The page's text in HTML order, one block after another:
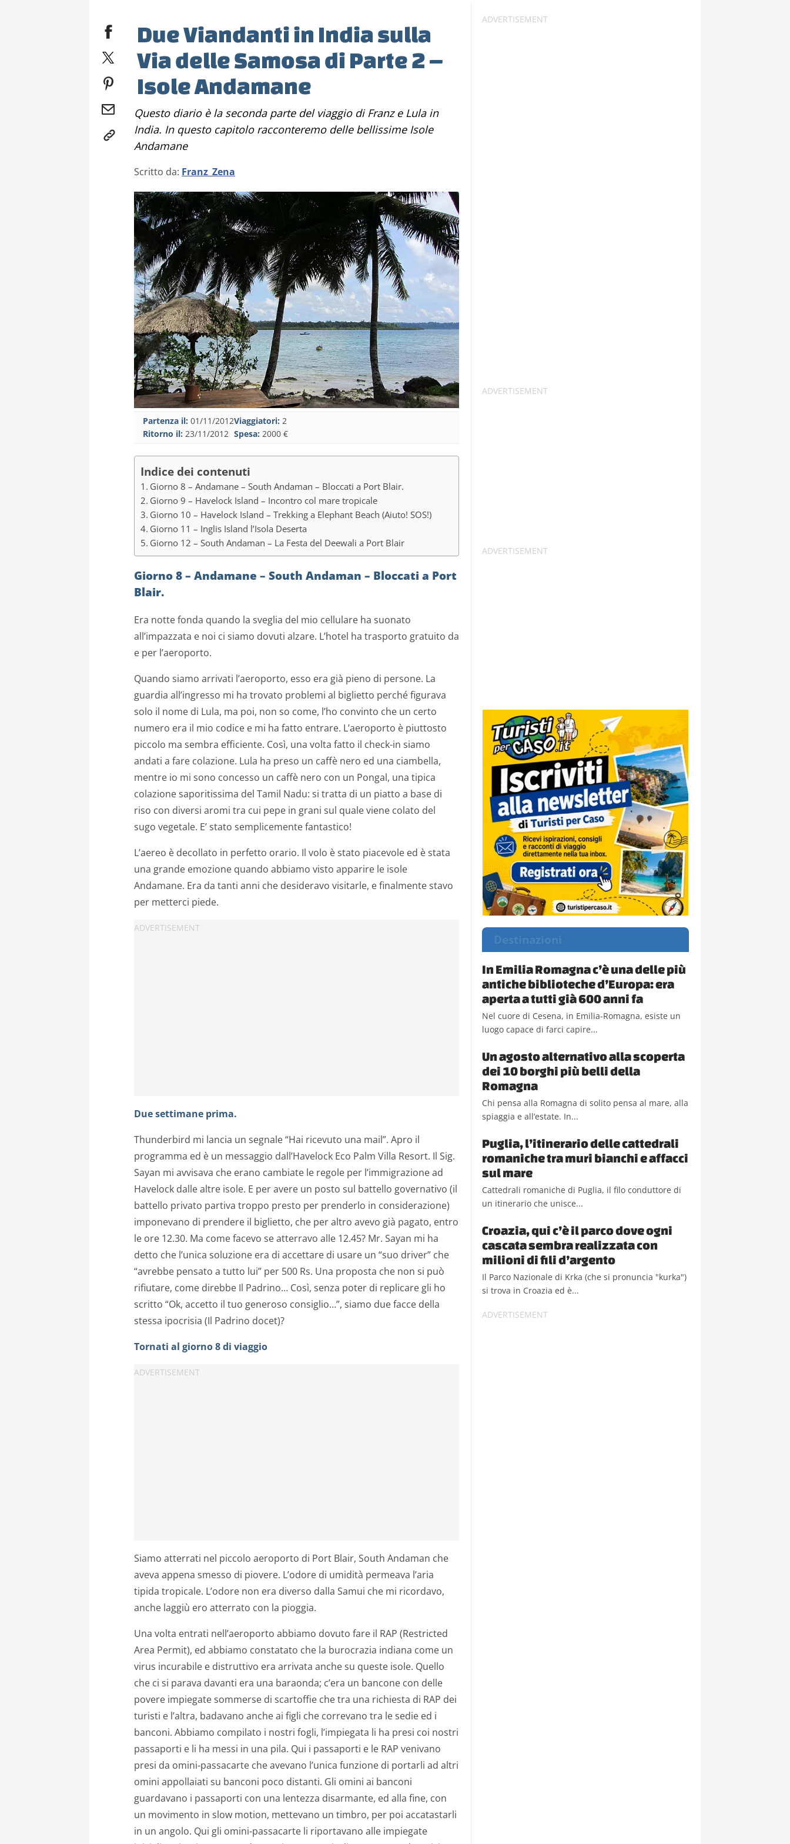
Due Viandanti in India sulla
Via delle Samosa di Parte 2 –
Isole Andamane
Questo diario è la seconda parte del viaggio di Franz e Lula in
India. In questo capitolo racconteremo delle bellissime Isole
Andamane
Scritto da: Franz_Zena
Partenza il: 01/11/2012
Ritorno il: 23/11/2012
Viaggiatori: 2
Spesa: 2000 €
Indice dei contenuti
Giorno 8 – Andamane – South Andaman – Bloccati a Port Blair.
Giorno 9 – Havelock Island – Incontro col mare tropicale
Giorno 10 – Havelock Island – Trekking a Elephant Beach (Aiuto! SOS!)
Giorno 11 – Inglis Island l’Isola Deserta
Giorno 12 – South Andaman – La Festa del Deewali a Port Blair
Giorno 8 – Andamane – South Andaman – Bloccati a Port
Blair.
Era notte fonda quando la sveglia del mio cellulare ha suonato
all’impazzata e noi ci siamo dovuti alzare. L’hotel ha trasporto gratuito da
e per l’aeroporto.
Quando siamo arrivati l’aeroporto, esso era già pieno di persone. La
guardia all’ingresso mi ha trovato problemi al biglietto perché figurava
solo il nome di Lula, ma poi, non so come, l’ho convinto che un certo
numero era il mio codice e mi ha fatto entrare. L’aeroporto è piuttosto
piccolo ma sembra efficiente. Così, una volta fatto il check-in siamo
andati a fare colazione. Lula ha preso un caffè nero ed una ciambella,
mentre io mi sono concesso un caffè nero con un Pongal, una tipica
colazione saporitissima del Tamil Nadu: si tratta di un piatto a base di
riso con diversi aromi tra cui pepe in grani sul quale viene colato del
sugo vegetale. E’ stato semplicemente fantastico!
L’aereo è decollato in perfetto orario. Il volo è stato piacevole ed è stata
una grande emozione quando abbiamo visto apparire le isole
Andamane. Era da tanti anni che desideravo visitarle, e finalmente stavo
per metterci piede.
Due settimane prima.
Thunderbird mi lancia un segnale “Hai ricevuto una mail”. Apro il
programma ed è un messaggio dall’Havelock Eco Palm Villa Resort. Il Sig.
Sayan mi avvisava che erano cambiate le regole per l’immigrazione ad
Havelock dalle altre isole. E per avere un posto sul battello governativo (il
battello privato partiva troppo presto per prenderlo in considerazione)
imponevano di prendere il biglietto, che per altro avevo già pagato, entro
le ore 12.30. Ma come facevo se atterravo alle 12.45? Mr. Sayan mi ha
detto che l’unica soluzione era di accettare di usare un “suo driver” che
“avrebbe pensato a tutto lui” per 500 Rs. Una proposta che non si può
rifiutare, come direbbe Il Padrino… Così, senza poter di replicare gli ho
scritto “Ok, accetto il tuo generoso consiglio…”, siamo due facce della
stessa ipocrisia (Il Padrino docet)?
Tornati al giorno 8 di viaggio
Siamo atterrati nel piccolo aeroporto di Port Blair, South Andaman che
aveva appena smesso di piovere. L’odore di umidità permeava l’aria
tipida tropicale. L’odore non era diverso dalla Samui che mi ricordavo,
anche laggiù ero atterrato con la pioggia.
Una volta entrati nell’aeroporto abbiamo dovuto fare il RAP (Restricted
Area Permit), ed abbiamo constatato che la burocrazia indiana come un
virus incurabile e distruttivo era arrivata anche su queste isole. Quello
che ci si parava davanti era una baraonda; c’era un bancone con delle
povere impiegate sommerse di scartoffie che tra una richiesta di RAP dei
turisti e l’altra, badavano anche ai figli che correvano tra le sedie ed i
banconi. Abbiamo compilato i nostri fogli, l’impiegata li ha presi coi nostri
passaporti e li ha messi in una pila. Qui i passaporti e le RAP venivano
presi da omini-passacarte che avevano l’unica funzione di portarli ad altri
omini appollaiati su banconi poco distanti. Gli omini ai banconi
guardavano i passaporti con una lentezza disarmante, ed alla fine, con
un movimento in slow motion, mettevano un timbro, per poi accatastarli
in un angolo. Qui gli omini-passacarte li riportavano alle impiegate
Destinazioni
In Emilia Romagna c’è una delle più
antiche biblioteche d’Europa: era
aperta a tutti già 600 anni fa
Nel cuore di Cesena, in Emilia-Romagna, esiste un
luogo capace di farci capire...
Un agosto alternativo alla scoperta
dei 10 borghi più belli della
Romagna
Chi pensa alla Romagna di solito pensa al mare, alla
spiaggia e all’estate. In...
Puglia, l’itinerario delle cattedrali
romaniche tra muri bianchi e affacci
sul mare
Cattedrali romaniche di Puglia, il filo conduttore di
un itinerario che unisce...
Croazia, qui c’è il parco dove ogni
cascata sembra realizzata con
milioni di fili d’argento
Il Parco Nazionale di Krka (che si pronuncia "kurka")
si trova in Croazia ed è...